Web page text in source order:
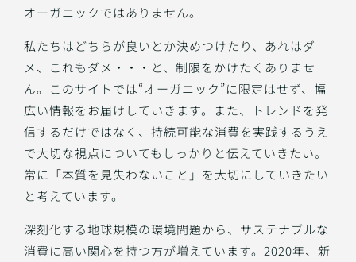
オーガニックではありません。
私たちはどちらが良いとか決めつけたり、あれはダ
メ、これもダメ・・・と、制限をかけたくありませ
ん。このサイトでは“オーガニック”に限定はせず、幅
広い情報をお届けしていきます。また、トレンドを発
信するだけではなく、持続可能な消費を実践するうえ
で大切な視点についてもしっかりと伝えていきたい。
常に「本質を見失わないこと」を大切にしていきたい
と考えています。
深刻化する地球規模の環境問題から、サステナブルな
消費に高い関心を持つ方が増えています。2020年、新